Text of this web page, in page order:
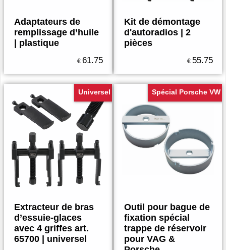
Adaptateurs de
remplissage d’huile
| plastique
€ 61.75
Kit de démontage
d'autoradios | 2
pièces
€ 55.75
Universel
Extracteur de bras
d’essuie-glaces
avec 4 griffes art.
65700 | universel
Spécial Porsche VW
Outil pour bague de
fixation spécial
trappe de réservoir
pour VAG &